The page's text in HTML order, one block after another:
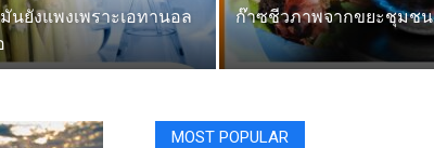
นยังแพงเพราะเอทานอล
ก๊าซชีวภาพจากขยะชุมชน
MOST POPULAR